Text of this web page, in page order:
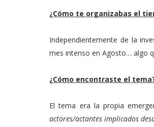
¿Cómo te organizabas el
Independientemente de la
mes intenso en Agosto… algo
¿Cómo encontraste el
El tema era la propia
actores/actantes implicados